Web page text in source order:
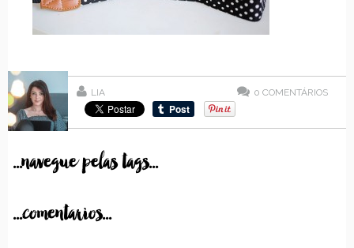
LIA 0 COMENTÁRIOS
...navegue pelas tags...
...comentarios...